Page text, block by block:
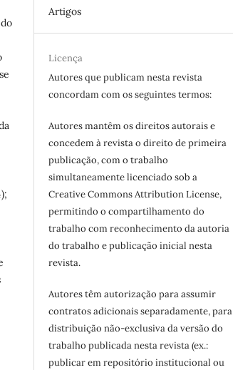
Artigos
Licença
Autores que publicam nesta revista
concordam com os seguintes termos:
Autores mantêm os direitos autorais e
concedem à revista o direito de primeira
publicação, com o trabalho
simultaneamente licenciado sob a
Creative Commons Attribution License,
permitindo o compartilhamento do
trabalho com reconhecimento da autoria
do trabalho e publicação inicial nesta
revista.
Autores têm autorização para assumir
contratos adicionais separadamente, para
distribuição não-exclusiva da versão do
trabalho publicada nesta revista (ex.:
publicar em repositório institucional ou